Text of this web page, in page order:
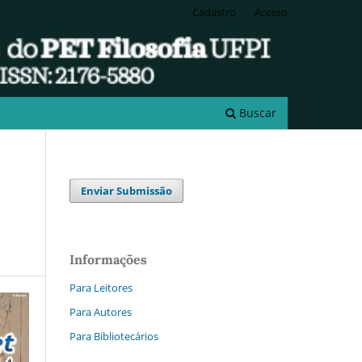
Buscar
Cadastro Acesso
Enviar Submissão
Informações
Para Leitores
Para Autores
Para Bibliotecários